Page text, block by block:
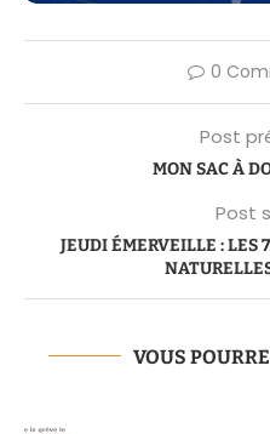
0
Post
MON SAC À
Post
JEUDI ÉMERVEILLE : LES
VOUS